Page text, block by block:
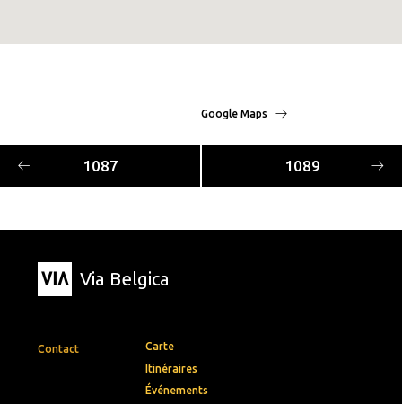
Google Maps
1087 1089
Via Belgica
Contact
Carte
Itinéraires
Événements